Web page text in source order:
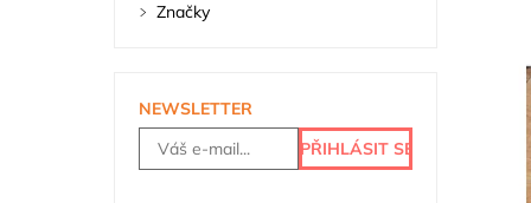
Značky
NEWSLETTER